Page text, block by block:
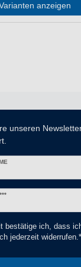
anzeigen
unseren
bestätige ich, dass
jederzeit